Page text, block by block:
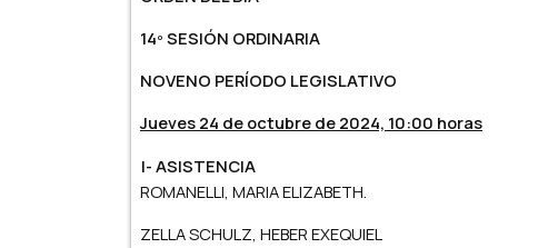
14º SESIÓN ORDINARIA
NOVENO PERÍODO LEGISLATIVO
Jueves 24 de octubre de 2024, 10:00 horas
I- ASISTENCIA
ROMANELLI, MARIA ELIZABETH.
ZELLA SCHULZ, HEBER EXEQUIEL